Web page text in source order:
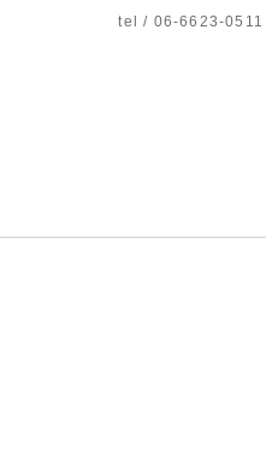
tel / 06-6623-0511